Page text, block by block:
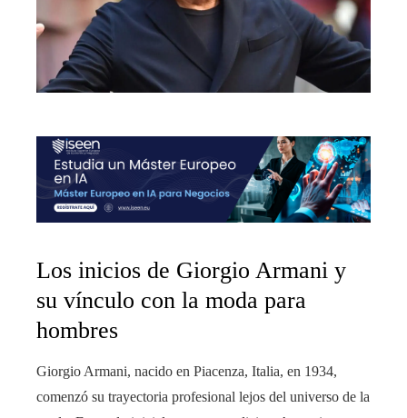
Los inicios de Giorgio Armani y
su vínculo con la moda para
hombres
Giorgio Armani, nacido en Piacenza, Italia, en 1934,
comenzó su trayectoria profesional lejos del universo de la